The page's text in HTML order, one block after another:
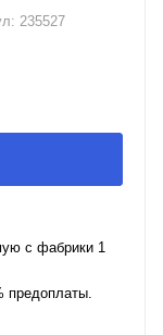
235527
с фабрики 1
предоплаты.